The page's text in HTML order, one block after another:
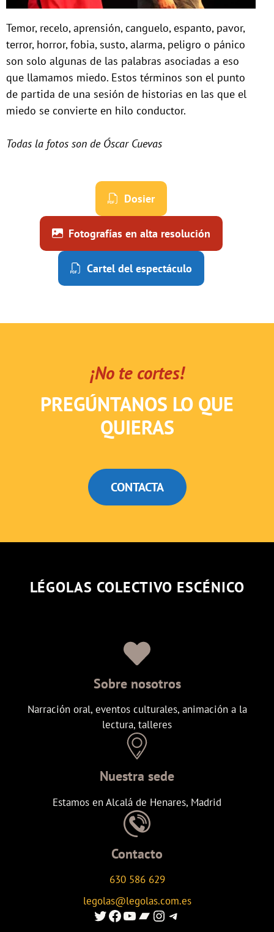
Temor, recelo, aprensión, canguelo, espanto, pavor,
terror, horror, fobia, susto, alarma, peligro o pánico
son solo algunas de las palabras asociadas a eso
que llamamos miedo. Estos términos son el punto
de partida de una sesión de historias en las que el
miedo se convierte en hilo conductor.
Todas la fotos son de Óscar Cuevas
Dosier
Fotografías en alta resolución
Cartel del espectáculo
¡No te cortes!
PREGÚNTANOS LO QUE
QUIERAS
CONTACTA
LÉGOLAS COLECTIVO ESCÉNICO
Sobre nosotros
Narración oral, eventos culturales, animación a la
lectura, talleres
Nuestra sede
Estamos en Alcalá de Henares, Madrid
Contacto
630 586 629
legolas@legolas.com.es
Enlace al Twitter de Legolas
Enlace a Facebook de Legolas
Enlace al canal de youtube de Legolas
Enlace al canal de Ivoox de Legolas
Enlace al instagram de Legolas
Enlace al canal de telegram de Legolas